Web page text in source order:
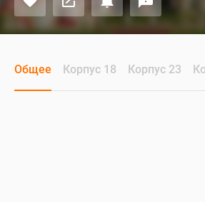
Общее Корпус 18 Корпус 23